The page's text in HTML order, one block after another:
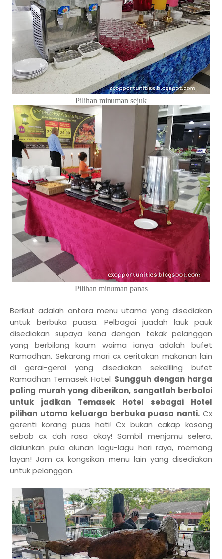
Pilihan minuman sejuk
Pilihan minuman panas
Berikut adalah antara menu utama yang disediakan
untuk berbuka puasa. Pelbagai juadah lauk pauk
disediakan supaya kena dengan tekak pelanggan
yang berbilang kaum waima ianya adalah bufet
Ramadhan. Sekarang mari cx ceritakan makanan lain
di gerai-gerai yang disediakan sekeliling bufet
Ramadhan Temasek Hotel. Sungguh dengan harga
paling murah yang diberikan, sangatlah berbaloi
untuk jadikan Temasek Hotel sebagai Hotel
pilihan utama keluarga berbuka puasa nanti.Cx
gerenti korang puas hati! Cx bukan cakap kosong
sebab cx dah rasa okay! Sambil menjamu selera,
dialunkan pula alunan lagu-lagu hari raya, memang
layan! Jom cx kongsikan menu lain yang disediakan
untuk pelanggan.